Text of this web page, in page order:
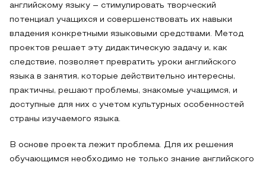
английскому языку – стимулировать творческий
потенциал учащихся и совершенствовать их навыки
владения конкретными языковыми средствами. Метод
проектов решает эту дидактическую задачу и, как
следствие, позволяет превратить уроки английского
языка в занятия, которые действительно интересны,
практичны, решают проблемы, знакомые учащимся, и
доступные для них с учетом культурных особенностей
страны изучаемого языка.
В основе проекта лежит проблема. Для их решения
обучающимся необходимо не только знание английского